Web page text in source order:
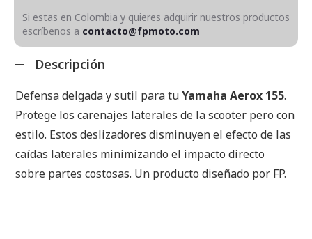
Si estas en Colombia y quieres adquirir nuestros productos
escríbenos a contacto@fpmoto.com
Descripción
Defensa delgada y sutil para tuYamaha Aerox 155.
Protege los carenajes laterales de la scooter pero con
estilo. Estos deslizadores disminuyen el efecto de las
caídas laterales minimizando el impacto directo
sobre partes costosas. Un producto diseñado por FP.